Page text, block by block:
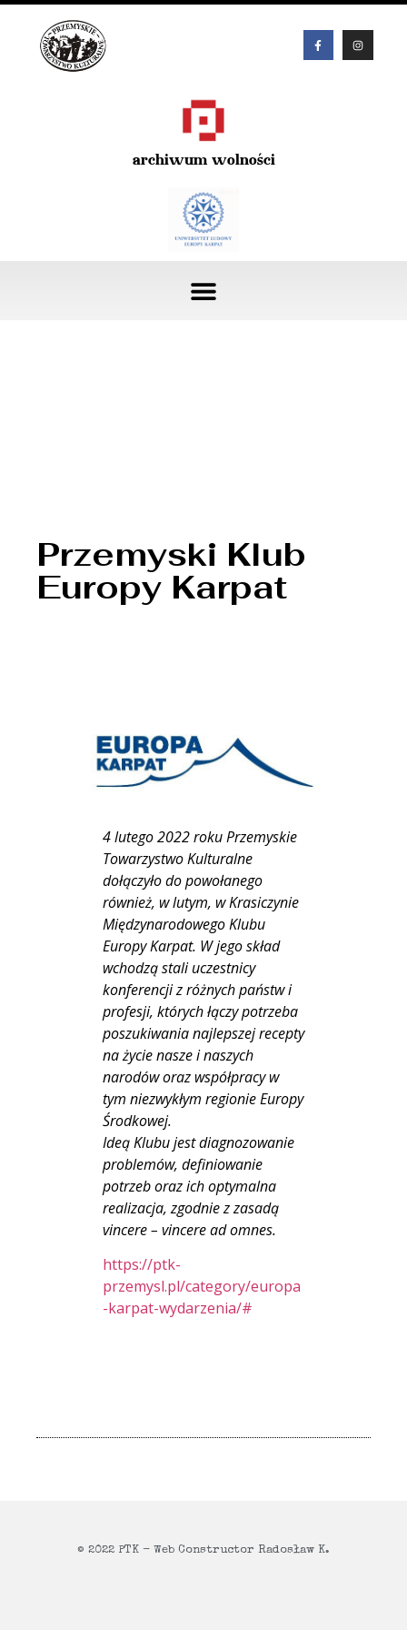
archiwum wolności
Przemyski Klub
Europy Karpat
4 lutego 2022 roku Przemyskie
Towarzystwo Kulturalne
dołączyło do powołanego
również, w lutym, w Krasiczynie
Międzynarodowego Klubu
Europy Karpat. W jego skład
wchodzą stali uczestnicy
konferencji z różnych państw i
profesji, których łączy potrzeba
poszukiwania najlepszej recepty
na życie nasze i naszych
narodów oraz współpracy w
tym niezwykłym regionie Europy
Środkowej.
Ideą Klubu jest diagnozowanie
problemów, definiowanie
potrzeb oraz ich optymalna
realizacja, zgodnie z zasadą
vincere – vincere ad omnes.
https://ptk-
przemysl.pl/category/europa
-karpat-wydarzenia/#
© 2022 PTK - Web Constructor Radosław K.